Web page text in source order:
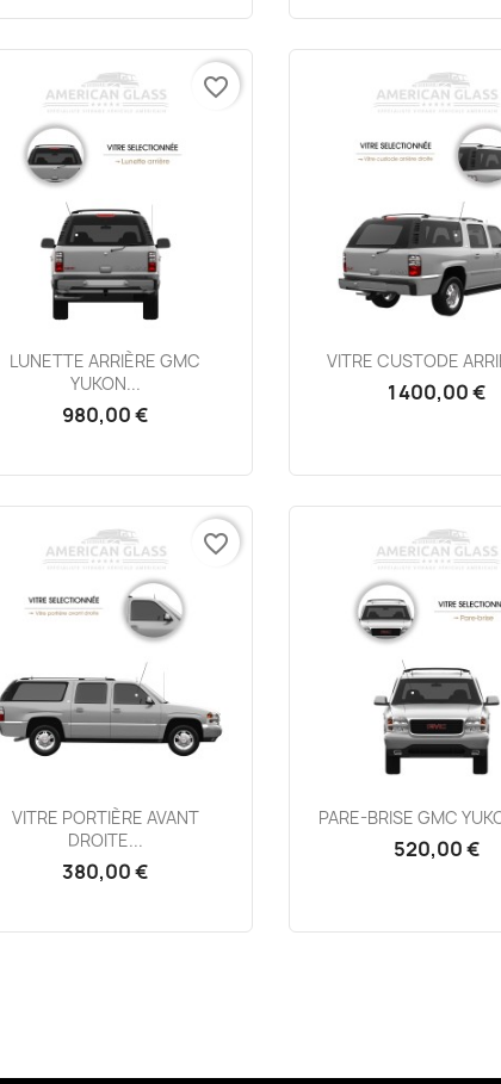
Aperçu rapide
LUNETTE ARRIÈRE GMC
YUKON...
980,00 €
favorite_border
Aperçu
VITRE CUSTODE
1 400,00 €
Aperçu rapide
VITRE PORTIÈRE AVANT
DROITE...
380,00 €
favorite_border
Aperçu
PARE-BRISE GMC
520,00 €